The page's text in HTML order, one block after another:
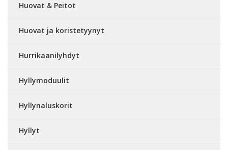
Huovat & Peitot
Huovat ja koristetyynyt
Hurrikaanilyhdyt
Hyllymoduulit
Hyllynaluskorit
Hyllyt